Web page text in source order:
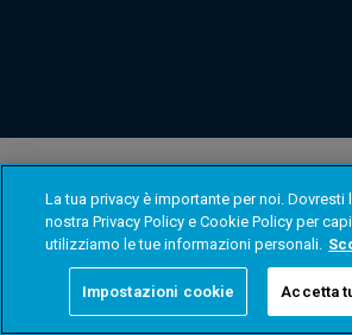
La tua privacy è importante per noi. Dovresti
nostra Privacy Policy e Cookie Policy per
utilizziamo le tue informazioni personali.
Impostazioni cookie Accetta